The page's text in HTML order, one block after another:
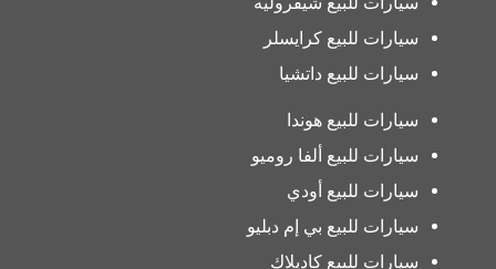
سيارات للبيع كرايسلر
سيارات للبيع داتشيا
سيارات للبيع هوندا
سيارات للبيع ألفا روميو
سيارات للبيع أودي
سيارات للبيع بي إم دبليو
سيارات للبيع كاديلاك